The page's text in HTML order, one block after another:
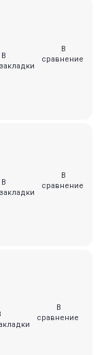
В
закладки
В
сравнение
В
закладки
В
сравнение
В
сравнение